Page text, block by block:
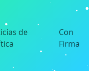
de
Con
Firma